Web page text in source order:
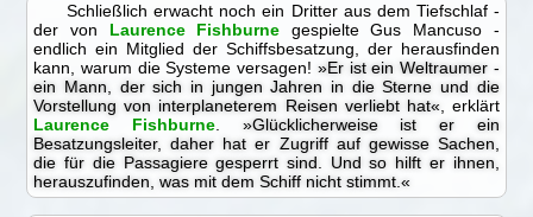
Schließlich erwacht noch ein Dritter aus dem Tiefschlaf -
der von Laurence Fishburne gespielte Gus Mancuso -
endlich ein Mitglied der Schiffsbesatzung, der herausfinden
kann, warum die Systeme versagen! »Er ist ein Weltraumer -
ein Mann, der sich in jungen Jahren in die Sterne und die
Vorstellung von interplaneterem Reisen verliebt hat« , erklärt
Laurence Fishburne
»Glücklicherweise ist er ein
Besatzungsleiter, daher hat er Zugriff auf gewisse Sachen,
die für die Passagiere gesperrt sind. Und so hilft er ihnen,
herauszufinden, was mit dem Schiff nicht stimmt.«